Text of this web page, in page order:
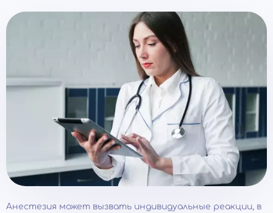
Анестезия может вызвать индивидуальные реакции, в